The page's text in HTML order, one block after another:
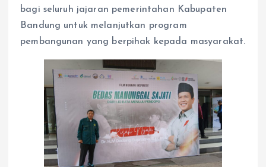
bagi seluruh jajaran pemerintahan Kabupaten
Bandung untuk melanjutkan program
pembangunan yang berpihak kepada masyarakat.